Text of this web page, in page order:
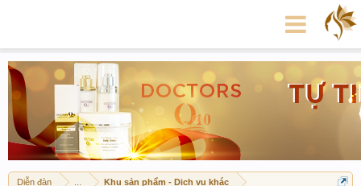
Diễn đàn Khu sản phẩm - Dịch vụ khác